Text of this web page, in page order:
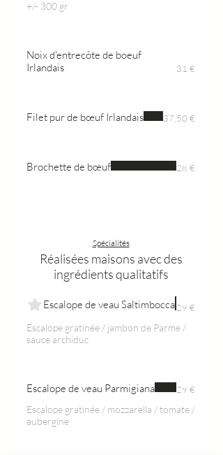
+/- 300 gr
Noix d'entrecôte de boeuf
Irlandais
31 €
Filet pur de bœuf Irlandais 37,50 €
Brochette de bœuf 28 €
Spécialités
Réalisées maisons avec des
ingrédients qualitatifs
Escalope de veau Saltimbocca
Escalope gratinée / jambon de Parme /
sauce archiduc
29 €
Escalope de veau Parmigiana
Escalope gratinée / mozzarella / tomate /
aubergine
29 €